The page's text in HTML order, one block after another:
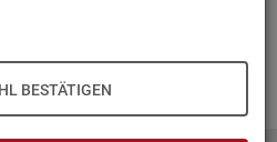
BESTÄTIGEN
auf.